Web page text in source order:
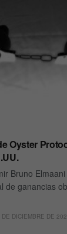
Oyster
Bruno
de ganancias
DE DICIEMBRE DE